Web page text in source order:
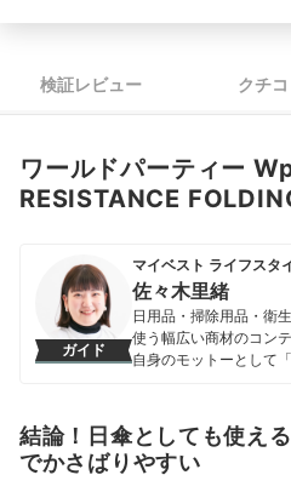
検証レビュー クチコ
ワールドパーティー
RESISTANCE
ガイド
マイベスト ライフスタ
佐々木里緒
日用品・掃除用品・衛
使う幅広い商材のコン
自身のモットーとして
佐々木里緒のプロフ
結論！日傘としても使え
でかさばりやすい